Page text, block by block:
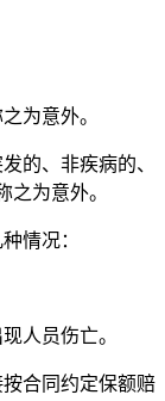
为意外。
的、非疾病的、
之为意外。
情况：
人员伤亡。
合同约定保额赔